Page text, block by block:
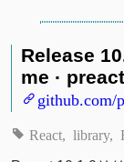
Release
me ·
github.com/
React library